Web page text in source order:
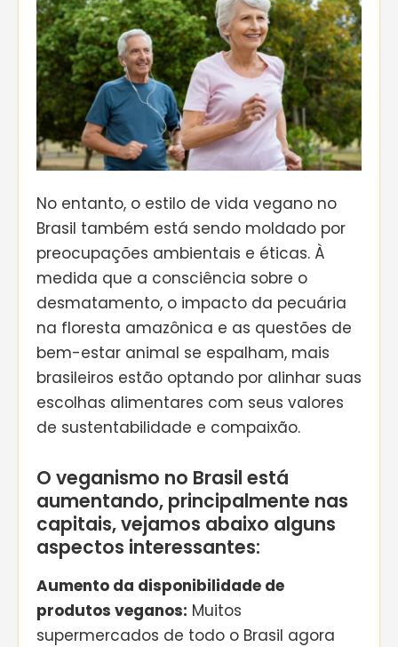
No entanto, o estilo de vida vegano no
Brasil também está sendo moldado por
preocupações ambientais e éticas. À
medida que a consciência sobre o
desmatamento, o impacto da pecuária
na floresta amazônica e as questões de
bem-estar animal se espalham, mais
brasileiros estão optando por alinhar suas
escolhas alimentares com seus valores
de sustentabilidade e compaixão.
O veganismo no Brasil está
aumentando, principalmente nas
capitais, vejamos abaixo alguns
aspectos interessantes:
Aumento da disponibilidade de
produtos veganos: Muitos
supermercados de todo o Brasil agora